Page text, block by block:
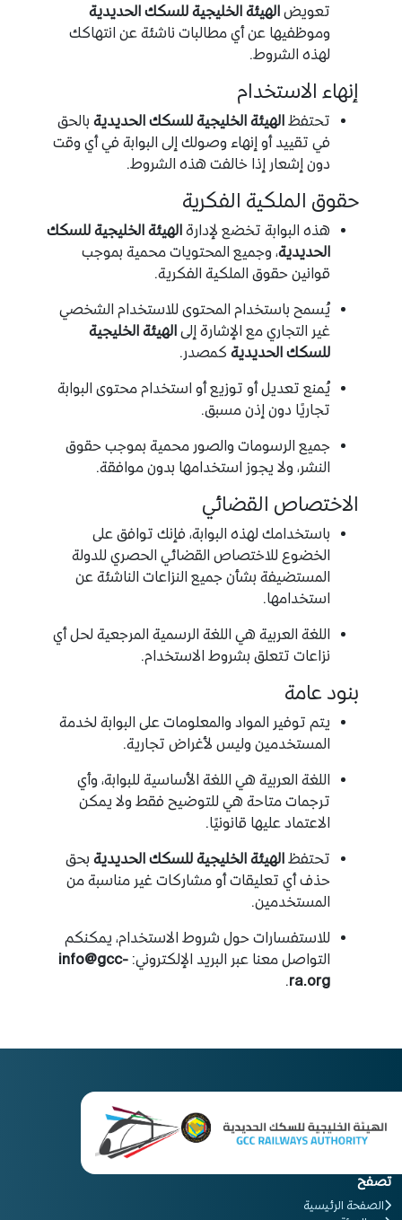
تعويض الهيئة الخليجية للسكك الحديدية
وموظفيها عن أي مطالبات ناشئة عن انتهاكك
لهذه الشروط.
إنهاء الاستخدام
تحتفظ الهيئة الخليجية للسكك الحديدية بالحق
في تقييد أو إنهاء وصولك إلى البوابة في أي وقت
دون إشعار إذا خالفت هذه الشروط.
حقوق الملكية الفكرية
هذه البوابة تخضع لإدارة الهيئة الخليجية للسكك
الحديدية، وجميع المحتويات محمية بموجب
قوانين حقوق الملكية الفكرية.
يُسمح باستخدام المحتوى للاستخدام الشخصي
غير التجاري مع الإشارة إلى الهيئة الخليجية
للسكك الحديدية كمصدر.
يُمنع تعديل أو توزيع أو استخدام محتوى البوابة
تجاريًا دون إذن مسبق.
جميع الرسومات والصور محمية بموجب حقوق
النشر، ولا يجوز استخدامها بدون موافقة.
الاختصاص القضائي
باستخدامك لهذه البوابة، فإنك توافق على
الخضوع للاختصاص القضائي الحصري للدولة
المستضيفة بشأن جميع النزاعات الناشئة عن
استخدامها.
اللغة العربية هي اللغة الرسمية المرجعية لحل أي
نزاعات تتعلق بشروط الاستخدام.
بنود عامة
يتم توفير المواد والمعلومات على البوابة لخدمة
المستخدمين وليس لأغراض تجارية.
اللغة العربية هي اللغة الأساسية للبوابة، وأي
ترجمات متاحة هي للتوضيح فقط ولا يمكن
الاعتماد عليها قانونيًا.
تحتفظ الهيئة الخليجية للسكك الحديدية بحق
حذف أي تعليقات أو مشاركات غير مناسبة من
المستخدمين.
للاستفسارات حول شروط الاستخدام، يمكنكم
التواصل معنا عبر البريد الإلكتروني: info@gcc-
ra.org
.
تصفح
الصفحة الرئيسية